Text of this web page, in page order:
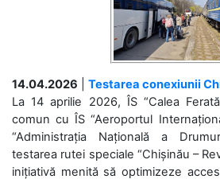
14.04.2026
Testarea conexiunii
La 14 aprilie 2026, ÎS “Calea
comun cu ÎS “Aeroportul
“Administrația Națională a
testarea rutei speciale “Chișinău –
inițiativă menită să optimizeze